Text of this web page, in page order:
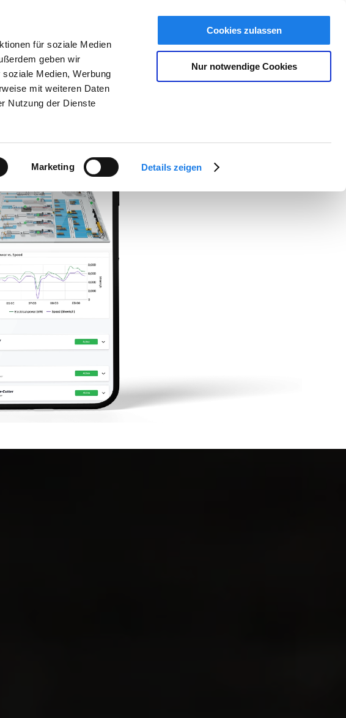
für soziale Medien
geben wir
Medien, Werbung
mit weiteren Daten
Nutzung der Dienste
Marketing Details zeigen
Cookies zulassen
Nur notwendige Cookies